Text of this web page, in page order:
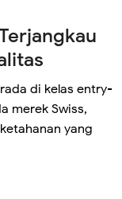
di kelas entry-
merek Swiss,
yang